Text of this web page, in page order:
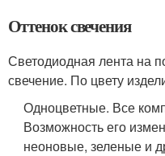
Оттенок свечения
Светодиодная лента на
свечение. По цвету
Одноцветные. Все
Возможность его
неоновые, зеленые и